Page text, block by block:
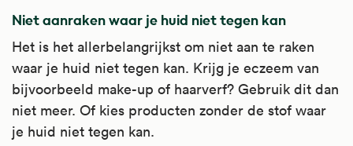
zwelling. We noemen het zalf, maar het kan
ook een crème of lotion zijn.
Medicijnzalven met corticosteroïd zijn
ingedeeld naar sterkte. Hydrocortisonacetaat
behoort tot de zwak werkzame
medicijnzalven met corticosteroïd.
ontstekingen en vermindert schilfers, jeuk en
zwelling. We noemen het zalf, maar het kan
ook een crème of lotion zijn.
Medicijnzalven met corticosteroïd zijn
ingedeeld naar sterkte.
Triamcinolonacetonide behoort tot de matig
Niet aanraken waar je huid niet tegen kan
Het is het allerbelangrijkst om niet aan te raken
waar je huid niet tegen kan. Krijg je eczeem van
bijvoorbeeld make-up of haarverf? Gebruik dit dan
niet meer. Of kies producten zonder de stof waar
je huid niet tegen kan.